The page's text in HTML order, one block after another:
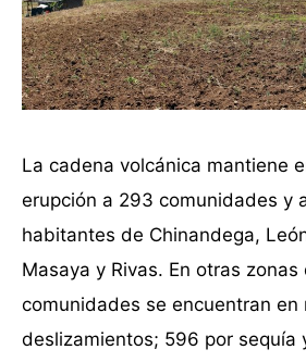
La cadena volcánica mantiene
erupción a 293 comunidades y
habitantes de Chinandega,
Masaya y Rivas. En otras
comunidades se encuentran en
deslizamientos; 596 por sequía